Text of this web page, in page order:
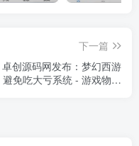
下一篇
卓创源码网发布：梦幻西游
避免吃大亏系统 - 游戏物品